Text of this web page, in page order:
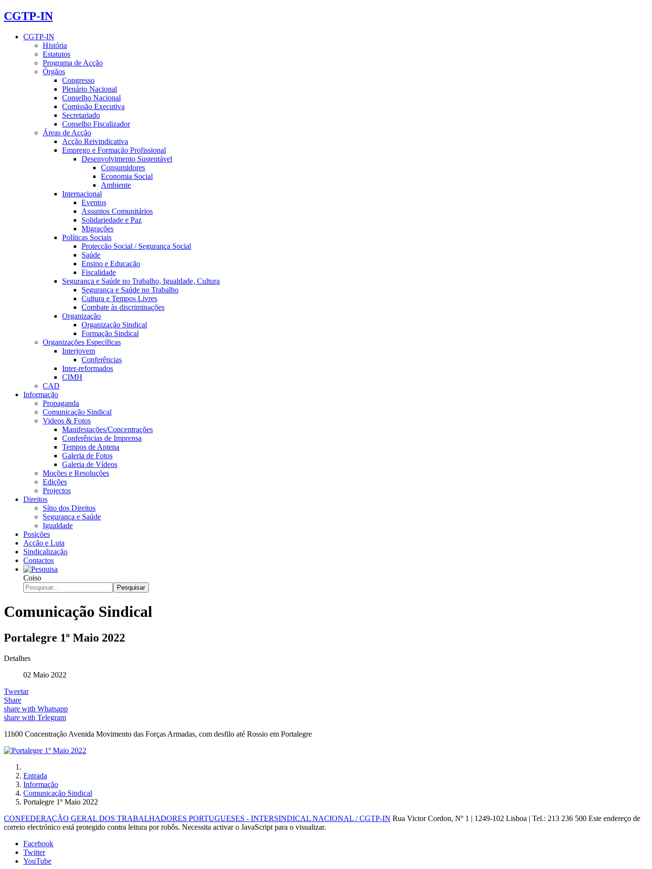
CGTP-IN
CGTP-IN
História
Estatutos
Programa de Acção
Órgãos
Congresso
Plenário Nacional
Conselho Nacional
Comissão Executiva
Secretariado
Conselho Fiscalizador
Áreas de Acção
Acção Reivindicativa
Emprego e Formação Profissional
Desenvolvimento Sustentável
Consumidores
Economia Social
Ambiente
Internacional
Eventos
Assuntos Comunitários
Solidariedade e Paz
Migrações
Políticas Sociais
Protecção Social / Segurança Social
Saúde
Ensino e Educação
Fiscalidade
Segurança e Saúde no Trabalho, Igualdade, Cultura
Segurança e Saúde no Trabalho
Cultura e Tempos Livres
Combate às discriminações
Organização
Organização Sindical
Formação Sindical
Organizações Específicas
Interjovem
Conferências
Inter-reformados
CIMH
CAD
Informação
Propaganda
Comunicação Sindical
Videos & Fotos
Manifestações/Concentrações
Conferências de Imprensa
Tempos de Antena
Galeria de Fotos
Galeria de Vídeos
Moções e Resoluções
Edições
Projectos
Direitos
Sítio dos Direitos
Segurança e Saúde
Igualdade
Posições
Acção e Luta
Sindicalização
Contactos
Coiso
Pesquisar
Comunicação Sindical
Portalegre 1º Maio 2022
Detalhes
02 Maio 2022
Tweetar
Share
share with Whatsapp
share with Telegram
11h00 Concentração Avenida Movimento das Forças Armadas, com desfilo até Rossio em Portalegre
Entrada
Informação
Comunicação Sindical
Portalegre 1º Maio 2022
CONFEDERAÇÃO GERAL DOS TRABALHADORES PORTUGUESES - INTERSINDICAL NACIONAL / CGTP-IN Rua Victor Cordon, Nº 1 | 1249-102 Lisboa | Tel.: 213 236 500 Este endereço de
correio electrónico está protegido contra leitura por robôs. Necessita activar o JavaScript para o visualizar.
Facebook
Twitter
YouTube